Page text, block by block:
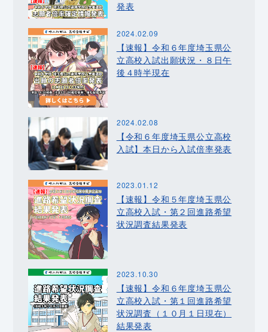
発表
2024.02.09
【速報】令和６年度埼玉県公
立高校入試出願状況・８日午
後４時半現在
2024.02.08
【令和６年度埼玉県公立高校
入試】本日から入試倍率発表
2023.01.12
【速報】令和５年度埼玉県公
立高校入試・第２回進路希望
状況調査結果発表
2023.10.30
【速報】令和６年度埼玉県公
立高校入試・第１回進路希望
状況調査（１０月１日現在）
結果発表